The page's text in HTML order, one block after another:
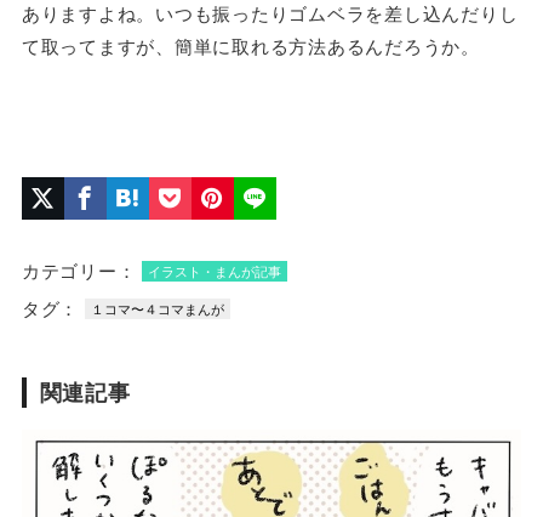
ありますよね。いつも振ったりゴムベラを差し込んだりし
て取ってますが、簡単に取れる方法あるんだろうか。
カテゴリー： イラスト・まんが記事
タグ： １コマ〜４コマまんが
関連記事